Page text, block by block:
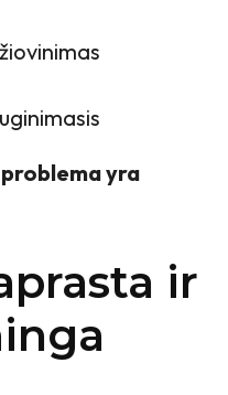
problema yra
ir